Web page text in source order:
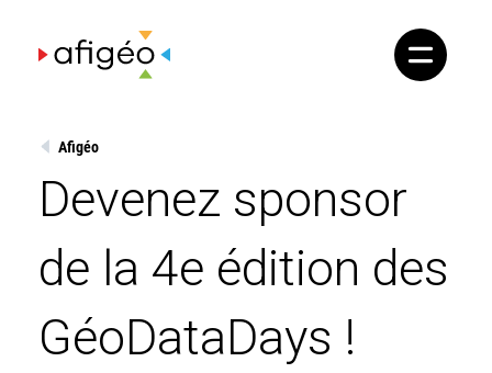
content
Afigéo
Devenez sponsor
de la 4e édition des
GéoDataDays !